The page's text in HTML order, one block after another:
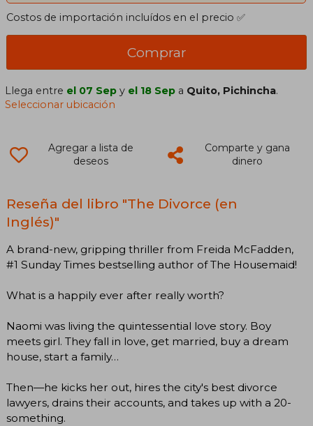
Costos de importación incluídos en el precio ✅
Comprar
Llega entre el 07 Sep y el 18 Sep a Quito, Pichincha.
Seleccionar ubicación
Agregar a lista de
deseos
Comparte y gana
dinero
Reseña del libro "The Divorce (en
Inglés)"
A brand-new, gripping thriller from Freida McFadden,
#1 Sunday Times bestselling author of The Housemaid!
What is a happily ever after really worth?
Naomi was living the quintessential love story. Boy
meets girl. They fall in love, get married, buy a dream
house, start a family…
Then—he kicks her out, hires the city's best divorce
lawyers, drains their accounts, and takes up with a 20-
something.